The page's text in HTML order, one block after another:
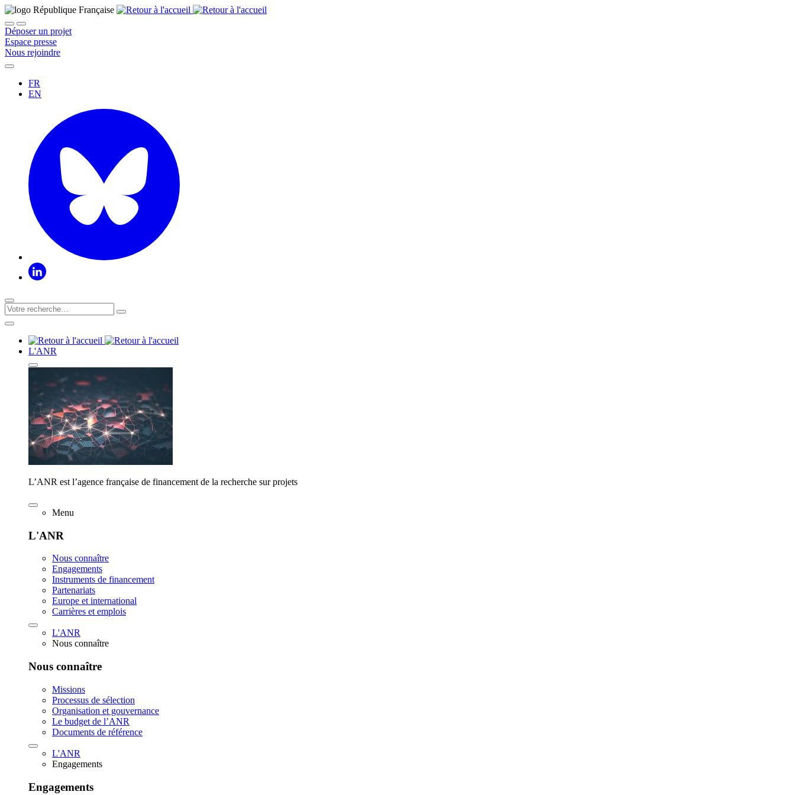
Déposer un projet
Espace presse
Nous rejoindre
FR
EN
L'ANR
L’ANR est l’agence française de financement de la recherche sur projets
Menu
L'ANR
Nous connaître
Engagements
Instruments de financement
Partenariats
Europe et international
Carrières et emplois
L'ANR
Nous connaître
Nous connaître
Missions
Processus de sélection
Organisation et gouvernance
Le budget de l’ANR
Documents de référence
L'ANR
Engagements
Engagements